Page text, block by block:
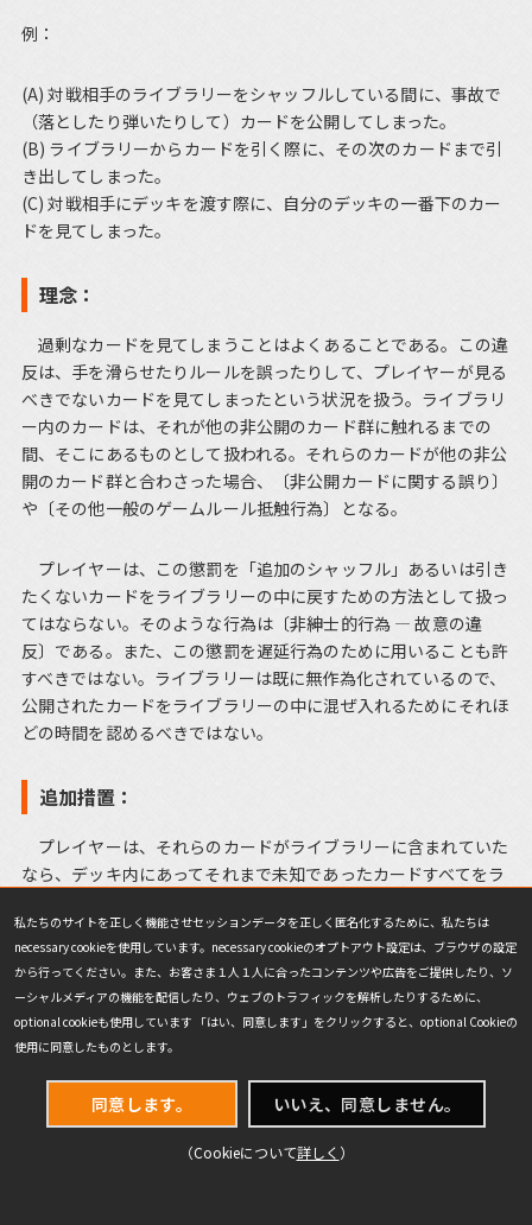
例：
(A) 対戦相手のライブラリーをシャッフルしている間に、事故で
（落としたり弾いたりして）カードを公開してしまった。
(B) ライブラリーからカードを引く際に、その次のカードまで引
き出してしまった。
(C) 対戦相手にデッキを渡す際に、自分のデッキの一番下のカー
ドを見てしまった。
理念：
過剰なカードを見てしまうことはよくあることである。この違
反は、手を滑らせたりルールを誤ったりして、プレイヤーが見る
べきでないカードを見てしまったという状況を扱う。ライブラリ
ー内のカードは、それが他の非公開のカード群に触れるまでの
間、そこにあるものとして扱われる。それらのカードが他の非公
開のカード群と合わさった場合、〔非公開カードに関する誤り〕
や〔その他一般のゲームルール抵触行為〕となる。
プレイヤーは、この懲罰を「追加のシャッフル」あるいは引き
たくないカードをライブラリーの中に戻すための方法として扱っ
てはならない。そのような行為は〔非紳士的行為 ― 故意の違
反〕である。また、この懲罰を遅延行為のために用いることも許
すべきではない。ライブラリーは既に無作為化されているので、
公開されたカードをライブラリーの中に混ぜ入れるためにそれほ
どの時間を認めるべきではない。
追加措置：
プレイヤーは、それらのカードがライブラリーに含まれていた
なら、デッキ内にあってそれまで未知であったカードすべてをラ
後、既知のカードをそれらの正しい位置に置く。
2.3. ゲーム上の誤り ─ 非公開カードに関する誤り/Hidden
Card Error(HCE)
懲罰：
【警告】
私たちのサイトを正しく機能させセッションデータを正しく匿名化するために、私たちは
necessary cookieを使用しています。necessary cookieのオプトアウト設定は、ブラウザの設定
から行ってください。また、お客さま１人１人に合ったコンテンツや広告をご提供したり、ソ
ーシャルメディアの機能を配信したり、ウェブのトラフィックを解析したりするために、
optional cookieも使用しています 「はい、同意します」をクリックすると、optional Cookieの
使用に同意したものとします。
同意します。 いいえ、同意しません。
（Cookieについて詳しく ）